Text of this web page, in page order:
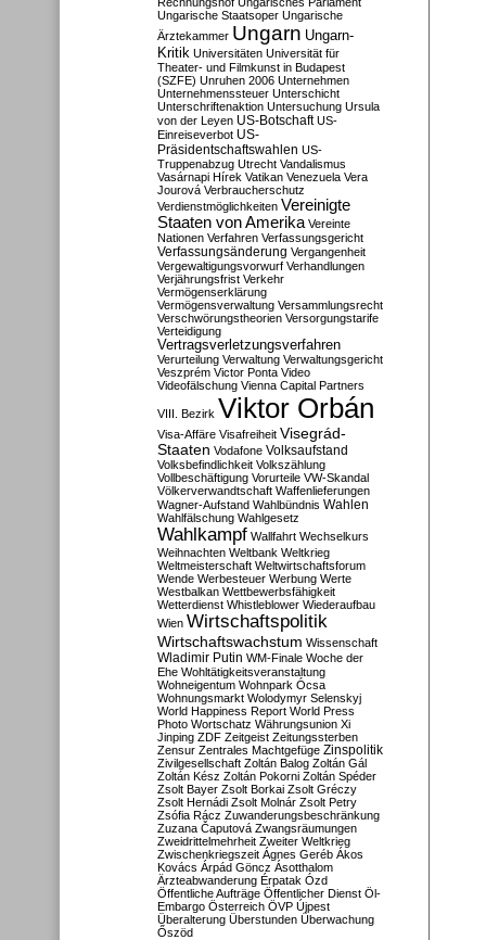
Ungarische Staatsoper Ungarische
Ärztekammer Ungarn Ungarn-
Kritik Universitäten Universität für
Theater- und Filmkunst in Budapest
(SZFE) Unruhen 2006 Unternehmen
Unternehmenssteuer Unterschicht
Unterschriftenaktion Untersuchung Ursula
von der Leyen US-Botschaft US-
Einreiseverbot US-
Präsidentschaftswahlen US-
Truppenabzug Utrecht Vandalismus
Vasárnapi Hírek Vatikan Venezuela Vera
Jourová Verbraucherschutz
Verdienstmöglichkeiten Vereinigte
Staaten von Amerika Vereinte
Nationen Verfahren Verfassungsgericht
Verfassungsänderung Vergangenheit
Vergewaltigungsvorwurf Verhandlungen
Verjährungsfrist Verkehr
Vermögenserklärung
Vermögensverwaltung Versammlungsrecht
Verschwörungstheorien Versorgungstarife
Verteidigung
Vertragsverletzungsverfahren
Verurteilung Verwaltung Verwaltungsgericht
Veszprém Victor Ponta Video
Videofälschung Vienna Capital Partners
VIII. Bezirk Viktor Orbán
Visa-Affäre Visafreiheit Visegrád-
Staaten Vodafone Volksaufstand
Volksbefindlichkeit Volkszählung
Vollbeschäftigung Vorurteile VW-Skandal
Völkerverwandtschaft Waffenlieferungen
Wagner-Aufstand Wahlbündnis Wahlen
Wahlfälschung Wahlgesetz
Wahlkampf Wallfahrt Wechselkurs
Weihnachten Weltbank Weltkrieg
Weltmeisterschaft Weltwirtschaftsforum
Wende Werbesteuer Werbung Werte
Westbalkan Wettbewerbsfähigkeit
Wetterdienst Whistleblower Wiederaufbau
Wien Wirtschaftspolitik
Wirtschaftswachstum Wissenschaft
Wladimir Putin WM-Finale Woche der
Ehe Wohltätigkeitsveranstaltung
Wohneigentum Wohnpark Ócsa
Wohnungsmarkt Wolodymyr Selenskyj
World Happiness Report World Press
Photo Wortschatz Währungsunion Xi
Jinping ZDF Zeitgeist Zeitungssterben
Zensur Zentrales Machtgefüge Zinspolitik
Zivilgesellschaft Zoltán Balog Zoltán Gál
Zoltán Kész Zoltán Pokorni Zoltán Spéder
Zsolt Bayer Zsolt Borkai Zsolt Gréczy
Zsolt Hernádi Zsolt Molnár Zsolt Petry
Zsófia Rácz Zuwanderungsbeschränkung
Zuzana Čaputová Zwangsräumungen
Zweidrittelmehrheit Zweiter Weltkrieg
Zwischenkriegszeit Ágnes Geréb Ákos
Kovács Árpád Göncz Ásotthalom
Ärzteabwanderung Érpatak Ózd
Öffentliche Aufträge Öffentlicher Dienst Öl-
Embargo Österreich ÖVP Újpest
Überalterung Überstunden Überwachung
Őszöd